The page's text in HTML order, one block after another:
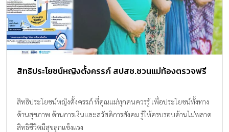
สิทธิประโยชน์หญิงตั้งครรภ์ สปสช.ชวนแม่ท้องตรวจฟรี
สิทธิประโยชน์หญิงตั้งครรภ์ ที่คุณแม่ทุกคนควรรู้ เพื่อประโยชน์ทั้งทาง
ด้านสุขภาพ ด้านการเงินและสวัสดิการสังคม รู้ให้ครบรอบด้านไม่พลาด
สิทธิชีวิตมีสุขลูกแข็งแรง